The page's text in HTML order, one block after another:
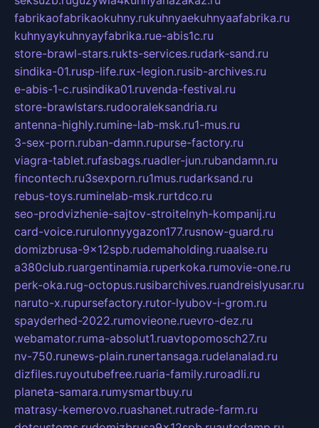
fabrikaofabrikaokuhny.rukuhnyaekuhnyaafabrika.ru
kuhnyaykuhnyayfabrika.rue-abis1c.ru
store-brawl-stars.rukts-services.rudark-sand.ru
sindika-01.rusp-life.rux-legion.rusib-archives.ru
e-abis-1-c.rusindika01.ruvenda-festival.ru
store-brawlstars.rudooraleksandria.ru
antenna-highly.rumine-lab-msk.ru1-mus.ru
3-sex-porn.ruban-damn.rupurse-factory.ru
viagra-tablet.rufasbags.ruadler-jun.rubandamn.ru
fincontech.ru3sexporn.ru1mus.rudarksand.ru
rebus-toys.ruminelab-msk.rurtdco.ru
seo-prodvizhenie-sajtov-stroitelnyh-kompanij.ru
card-voice.rurulonnyygazon177.rusnow-guard.ru
domizbrusa-9x12spb.rudemaholding.ruaalse.ru
a380club.ruargentinamia.ruperkoka.rumovie-one.ru
perk-oka.rug-octopus.rusibarchives.ruandreislyusar.ru
naruto-x.rupursefactory.rutor-lyubov-i-grom.ru
spayderhed-2022.rumovieone.ruevro-dez.ru
webamator.ruma-absolut1.ruavtopomosch27.ru
nv-750.runews-plain.runertansaga.rudelanalad.ru
dizfiles.ruyoutubefree.ruaria-family.ruroadli.ru
planeta-samara.rumysmartbuy.ru
matrasy-kemerovo.ruashanet.rutrade-farm.ru